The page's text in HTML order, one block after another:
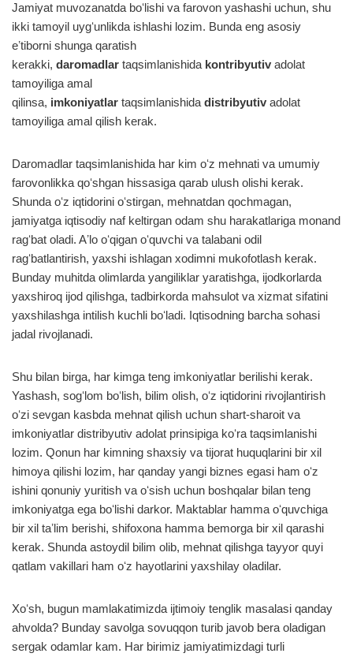
Jamiyat muvozanatda boʻlishi va farovon yashashi uchun, shu
ikki tamoyil uygʻunlikda ishlashi lozim. Bunda eng asosiy
eʼtiborni shunga qaratish
kerakki, daromadlar taqsimlanishida kontribyutiv adolat
tamoyiliga amal
qilinsa, imkoniyatlar taqsimlanishida distribyutiv adolat
tamoyiliga amal qilish kerak.
Daromadlar taqsimlanishida har kim oʻz mehnati va umumiy
farovonlikka qoʻshgan hissasiga qarab ulush olishi kerak.
Shunda oʻz iqtidorini oʻstirgan, mehnatdan qochmagan,
jamiyatga iqtisodiy naf keltirgan odam shu harakatlariga monand
ragʻbat oladi. Aʼlo oʻqigan oʻquvchi va talabani odil
ragʻbatlantirish, yaxshi ishlagan xodimni mukofotlash kerak.
Bunday muhitda olimlarda yangiliklar yaratishga, ijodkorlarda
yaxshiroq ijod qilishga, tadbirkorda mahsulot va xizmat sifatini
yaxshilashga intilish kuchli boʻladi. Iqtisodning barcha sohasi
jadal rivojlanadi.
Shu bilan birga, har kimga teng imkoniyatlar berilishi kerak.
Yashash, sogʻlom boʻlish, bilim olish, oʻz iqtidorini rivojlantirish
oʻzi sevgan kasbda mehnat qilish uchun shart-sharoit va
imkoniyatlar distribyutiv adolat prinsipiga koʻra taqsimlanishi
lozim. Qonun har kimning shaxsiy va tijorat huquqlarini bir xil
himoya qilishi lozim, har qanday yangi biznes egasi ham oʻz
ishini qonuniy yuritish va oʻsish uchun boshqalar bilan teng
imkoniyatga ega boʻlishi darkor. Maktablar hamma oʻquvchiga
bir xil taʼlim berishi, shifoxona hamma bemorga bir xil qarashi
kerak. Shunda astoydil bilim olib, mehnat qilishga tayyor quyi
qatlam vakillari ham oʻz hayotlarini yaxshilay oladilar.
Xoʻsh, bugun mamlakatimizda ijtimoiy tenglik masalasi qanday
ahvolda? Bunday savolga sovuqqon turib javob bera oladigan
sergak odamlar kam. Har birimiz jamiyatimizdagi turli